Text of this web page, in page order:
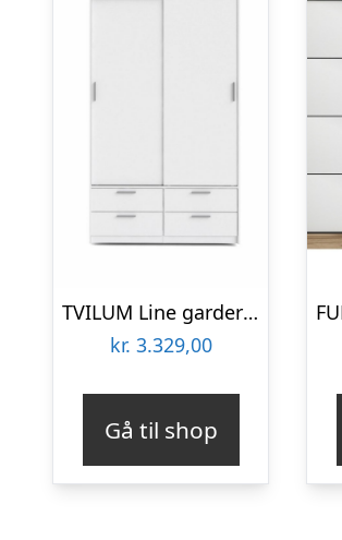
TVILUM Line garderobeskab, m. 2 skydelåger og 4 skuffer – hvid folie
kr. 3.329,00
Gå til shop